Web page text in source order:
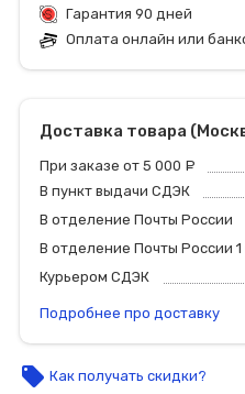
Гарантия 90 дней
Оплата онлайн или
Доставка товара
При заказе от 5 000
В пункт выдачи СДЭК
В отделение Почты России
В отделение Почты России 1
Курьером СДЭК
Подробнее про доставку
local_offer Как получать скидки?